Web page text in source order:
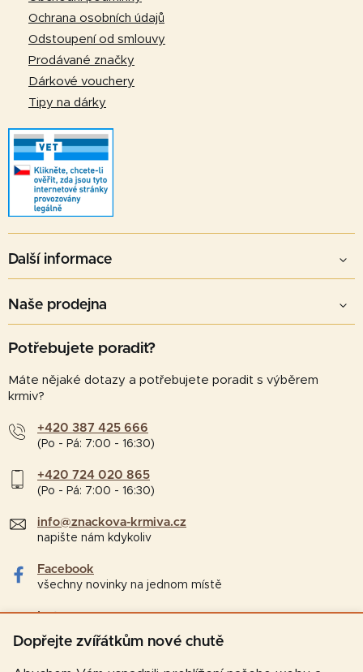
Dopřejte zvířátkům nové chutě
Ochrana osobních údajů
Odstoupení od smlouvy
Prodávané značky
Dárkové vouchery
Tipy na dárky
Další informace
Naše prodejna
Potřebujete poradit?
Máte nějaké dotazy a potřebujete poradit s výběrem
krmiv?
+420 387 425 666
(Po - Pá: 7:00 - 16:30)
+420 724 020 865
(Po - Pá: 7:00 - 16:30)
info@znackova-krmiva.cz
napište nám kdykoliv
Facebook
všechny novinky na jednom místě
Instagram
tipy a zajímavosti pro chovatele